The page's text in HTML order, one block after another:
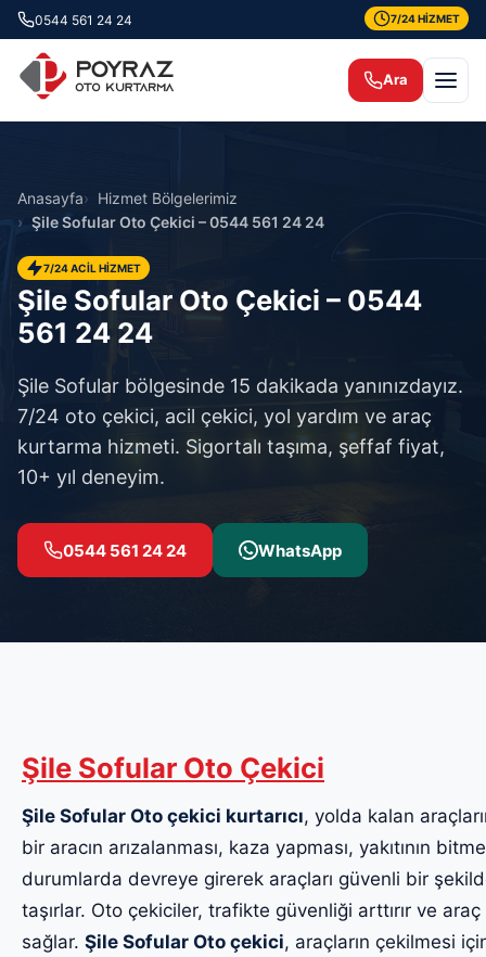
0544 561 24 24 7/24 HİZMET
Ara
Anasayfa
Hizmet Bölgelerimiz
Şile Sofular Oto Çekici – 0544 561 24 24
7/24 ACİL HİZMET
Şile Sofular Oto Çekici – 0544
561 24 24
Şile Sofular bölgesinde 15 dakikada yanınızdayız.
7/24 oto çekici, acil çekici, yol yardım ve araç
kurtarma hizmeti. Sigortalı taşıma, şeffaf fiyat,
10+ yıl deneyim.
0544 561 24 24 WhatsApp
Şile Sofular Oto Çekici
Şile Sofular Oto çekici kurtarıcı, yolda kalan
bir aracın arızalanması, kaza yapması, yakıtının
durumlarda devreye girerek araçları güvenli bir
taşırlar. Oto çekiciler, trafikte güvenliği arttırır ve
sağlar. Şile Sofular Oto çekici, araçların çekilmesi